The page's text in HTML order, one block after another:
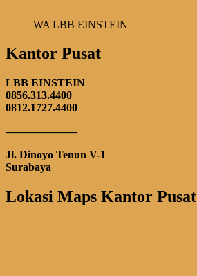
WA LBB EINSTEIN
Kantor Pusat
LBB EINSTEIN
0856.313.4400
0812.1727.4400
——————–
Jl. Dinoyo Tenun V-1
Surabaya
Lokasi Maps Kantor Pusat